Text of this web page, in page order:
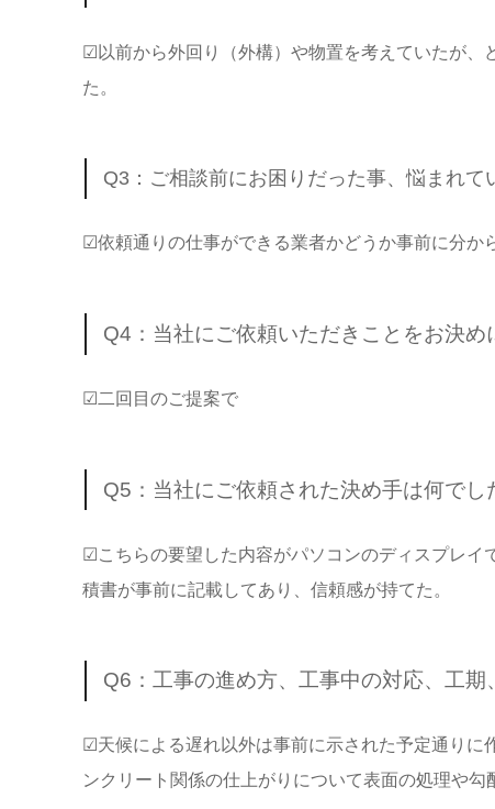
☑以前から外回り（外構）や物置を考えていたが、
た。
Q3：ご相談前にお困りだった事、悩まれて
☑依頼通りの仕事ができる業者かどうか事前に分か
Q4：当社にご依頼いただきことをお決
☑二回目のご提案で
Q5：当社にご依頼された決め手は何でし
☑こちらの要望した内容がパソコンのディスプレイ
積書が事前に記載してあり、信頼感が持てた。
Q6：工事の進め方、工事中の対応、工
☑天候による遅れ以外は事前に示された予定通りに
ンクリート関係の仕上がりについて表面の処理や勾